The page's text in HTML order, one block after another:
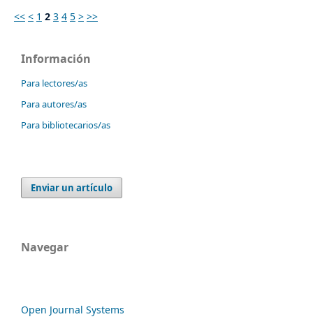
<< < 1 2 3 4 5 > >>
Información
Para lectores/as
Para autores/as
Para bibliotecarios/as
Enviar un artículo
Navegar
Open Journal Systems